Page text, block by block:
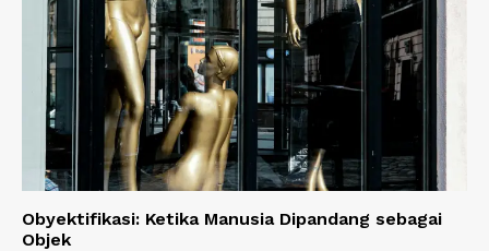
Obyektifikasi: Ketika Manusia Dipandang sebagai
Objek